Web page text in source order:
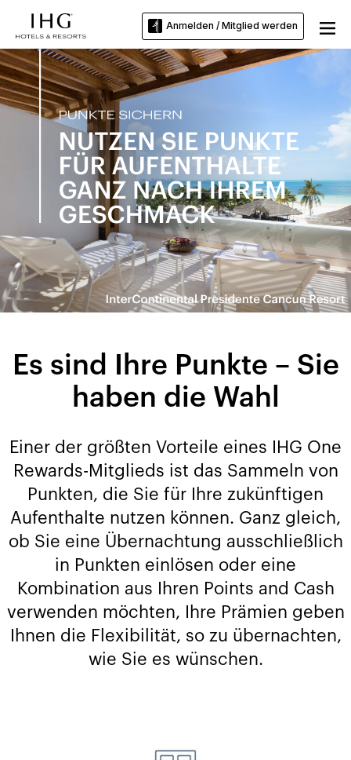
Anmelden / Mitglied werden
Es sind Ihre Punkte – Sie
haben die Wahl
Einer der größten Vorteile eines IHG One
Rewards-Mitglieds ist das Sammeln von
Punkten, die Sie für Ihre zukünftigen
Aufenthalte nutzen können. Ganz gleich,
ob Sie eine Übernachtung ausschließlich
in Punkten einlösen oder eine
Kombination aus Ihren Points and Cash
verwenden möchten, Ihre Prämien geben
Ihnen die Flexibilität, so zu übernachten,
wie Sie es wünschen.